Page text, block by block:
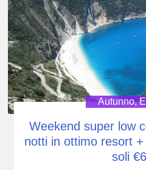
Autunno,
Weekend super low
notti in ottimo resort
soli